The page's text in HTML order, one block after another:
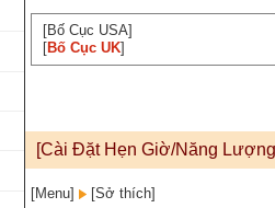
[Bố Cục USA]
[Bố Cục UK]
[Cài Đặt Hẹn Giờ/Năng
[Menu] [Sở thích]